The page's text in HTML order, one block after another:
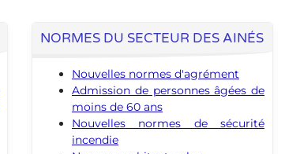
NORMES DU SECTEUR DES AINÉS
Nouvelles normes d'agrément
Admission de personnes âgées de
moins de 60 ans
Nouvelles normes de sécurité
incendie